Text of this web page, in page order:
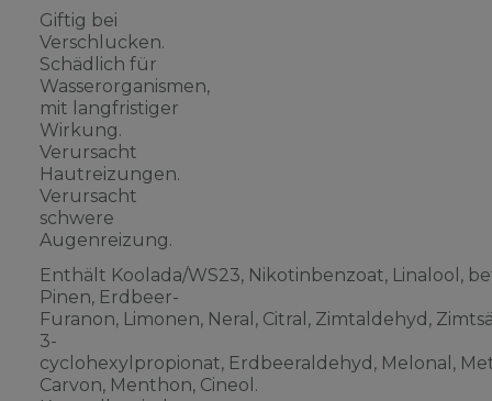
Giftig bei
Verschlucken.
Schädlich für
Wasserorganismen,
mit langfristiger
Wirkung.
Verursacht
Hautreizungen.
Verursacht
schwere
Augenreizung.
Enthält Koolada/WS23, Nikotinbenzoat, Linalool,
Pinen, Erdbeer-
Furanon, Limonen, Neral, Citral, Zimtaldehyd,
3-
cyclohexylpropionat, Erdbeeraldehyd, Melonal,
Carvon, Menthon, Cineol.